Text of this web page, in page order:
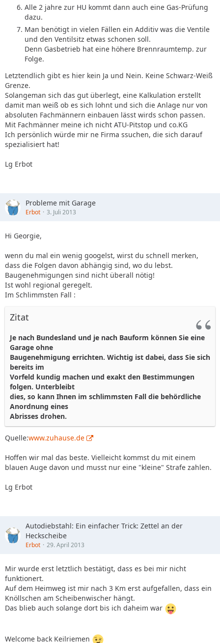
Alle 2 jahre zur HU kommt dann auch eine Gas-Prüfung
dazu.
Man benötigt in vielen Fällen ein Additiv was die Ventile
und den Ventilsitz etwas schonen soll.
Denn Gasbetrieb hat eine höhere Brennraumtemp. zur
Folge.
Letztendlich gibt es hier kein Ja und Nein. Keine Schwarz-Weiß
Grenze.
Solangeman sich das gut überlegt, eine Kalkulation erstellt
damit man weiß ob es sich lohnt und sich die Anlage nur von
absoluten Fachmännern einbauen lässt wirds schon passen.
Mit Fachmänner meine ich nicht ATU-Pitstop und co.KG
Ich persönlich würde mir ne Firma ssuchen, die sich darauf
spezialisiert hat!
Lg Erbot
Probleme mit Garage
Erbot 3. Juli 2013
Hi Georgie,
wenn du mal ein wenig googelst, wirst du schnell merken,
dass die Folgen davon abhängig sind, wo du lebst.
Baugenehmigungen sind nicht überall nötig!
Ist wohl regional geregelt.
Im Schlimmsten Fall :
Zitat
Je nach Bundesland und je nach Bauform können Sie eine
Garage ohne
Baugenehmigung errichten. Wichtig ist dabei, dass Sie sich
bereits im
Vorfeld kundig machen und exakt den Bestimmungen
folgen. Unterbleibt
dies, so kann Ihnen im schlimmsten Fall die behördliche
Anordnung eines
Abrisses drohen.
Quelle:www.zuhause.de
Hoffen wir mal das beste. Vielleicht kommst du mit einem
blauen Auge davon und musst nur eine "kleine" Strafe zahlen.
Lg Erbot
Autodiebstahl: Ein einfacher Trick: Zettel an der
Heckscheibe
Erbot 29. April 2013
Mir wurde erst letztlich bestätigt, dass es bei mir nicht
funktionert.
Auf dem Heimweg ist mir nach 3 Km erst aufgefallen, dass ein
Knöllschen am Scheibenwischer hängt.
Das blieb auch solange dort bis ich daheim war
Welcome back Keilriemen